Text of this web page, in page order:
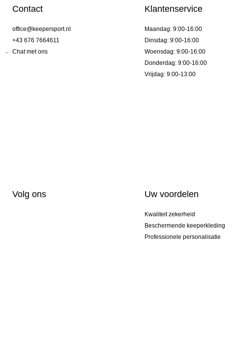
Contact
office@keepersport.nl
+43 676 7664611
Chat met ons
Klantenservice
Maandag: 9:00-16:00
Dinsdag: 9:00-16:00
Woensdag: 9:00-16:00
Donderdag: 9:00-16:00
Vrijdag: 9:00-13:00
Volg ons Uw voordelen
Kwaliteit zekerheid
Beschermende keeperkleding
Professionele personalisatie